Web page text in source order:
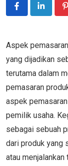
Aspek
yang dijadikan
terutama dalam
pemasaran
aspek
pemilik usaha.
sebagai sebuah
dari produk yang
atau